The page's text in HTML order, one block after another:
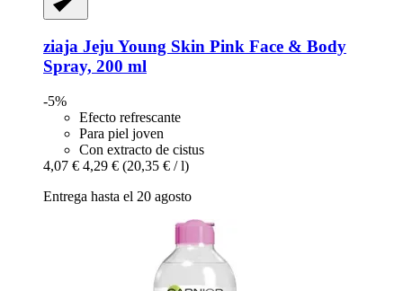
ziaja Jeju Young Skin Pink Face & Body
Spray, 200 ml
-5%
Efecto refrescante
Para piel joven
Con extracto de cistus
4,07 € 4,29 € (20,35 € / l)
Entrega hasta el 20 agosto